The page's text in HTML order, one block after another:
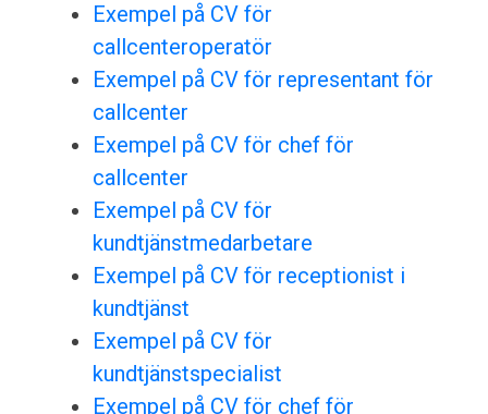
Exempel på CV för
callcenteroperatör
Exempel på CV för representant för
callcenter
Exempel på CV för chef för
callcenter
Exempel på CV för
kundtjänstmedarbetare
Exempel på CV för receptionist i
kundtjänst
Exempel på CV för
kundtjänstspecialist
Exempel på CV för chef för